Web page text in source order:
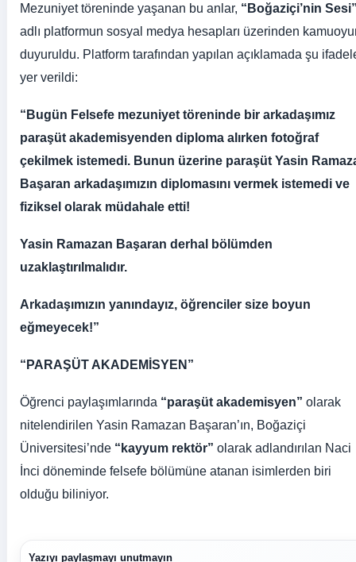
Mezuniyet töreninde yaşanan bu anlar, “Boğaziçi’nin
adlı platformun sosyal medya hesapları üzerinden
duyuruldu. Platform tarafından yapılan açıklamada şu
yer verildi:
“Bugün Felsefe mezuniyet töreninde bir arkadaşımız
paraşüt akademisyenden diploma alırken fotoğraf
çekilmek istemedi. Bunun üzerine paraşüt Yasin
Başaran arkadaşımızın diplomasını vermek istemedi ve
fiziksel olarak müdahale etti!
Yasin Ramazan Başaran derhal bölümden
uzaklaştırılmalıdır.
Arkadaşımızın yanındayız, öğrenciler size boyun
eğmeyecek!”
“PARAŞÜT AKADEMİSYEN”
Öğrenci paylaşımlarında “paraşüt akademisyen” olarak
nitelendirilen Yasin Ramazan Başaran’ın, Boğaziçi
Üniversitesi’nde “kayyum rektör” olarak adlandırılan Naci
İnci döneminde felsefe bölümüne atanan isimlerden biri
olduğu biliniyor.
Yazıyı paylaşmayı unutmayın